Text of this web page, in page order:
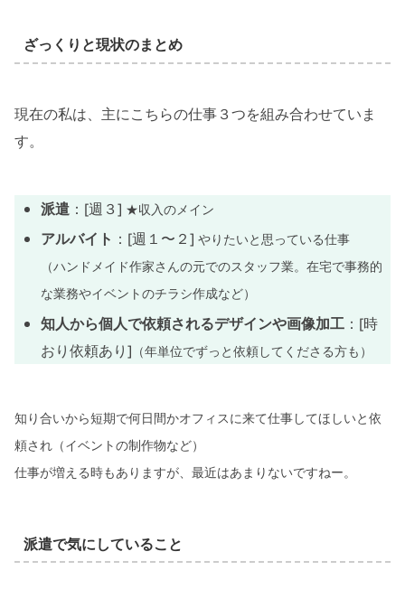
ざっくりと現状のまとめ
現在の私は、主にこちらの仕事３つを組み合わせていま
す。
派遣 ：[週３] ★収入のメイン
アルバイト ：[週１〜２]やりたいと思っている仕事
（ハンドメイド作家さんの元でのスタッフ業。在宅で事務的
な業務やイベントのチラシ作成など）
知人から個人で依頼されるデザインや画像加工 ：[時
おり依頼あり] （年単位でずっと依頼してくださる方も）
知り合いから短期で何日間かオフィスに来て仕事してほしいと依
頼され（イベントの制作物など）
仕事が増える時もありますが、最近はあまりないですねー。
派遣で気にしていること